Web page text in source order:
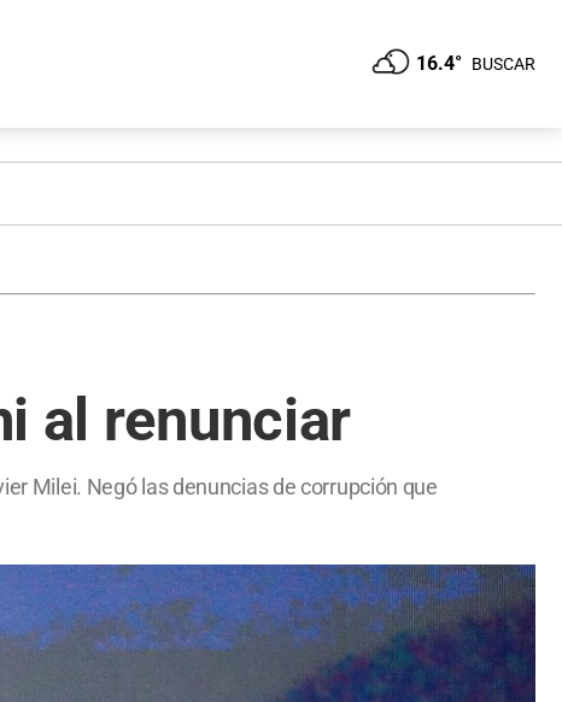
16.4° BUSCAR
al renunciar
Milei. Negó las denuncias de corrupción que